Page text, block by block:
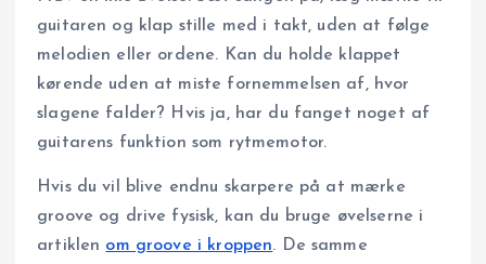
guitaren og klap stille med i takt, uden at følge
melodien eller ordene. Kan du holde klappet
kørende uden at miste fornemmelsen af, hvor
slagene falder? Hvis ja, har du fanget noget af
guitarens funktion som rytmemotor.
Hvis du vil blive endnu skarpere på at mærke
groove og drive fysisk, kan du bruge øvelserne i
artiklen om groove i kroppen. De samme